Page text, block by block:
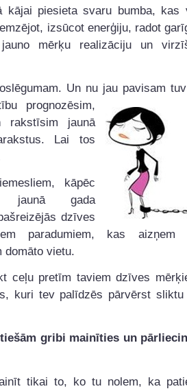
kājai piesieta svaru bumba, kas
izsūcot enerģiju, radot
mērķu realizāciju un
Un nu jau pavisam
prognozēsim,
rakstīsim jaunā
Lai tos
kāpēc
jaunā gada
dzīves
paradumiem, kas aizņem
domāto vietu.
ceļu pretīm taviem dzīves
kuri tev palīdzēs pārvērst sliktu
gribi mainīties un
tikai to, ko tu nolem, ka